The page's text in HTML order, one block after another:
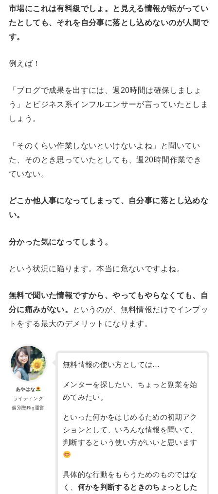
市場にこれは有料級でしょ。と見える情報が転がってい
たとしても、それを自分事に落とし込めないのが人間で
す。
例えば！
「ブログで成果を出すには、週20時間は確保しましょ
う」とビジネス系インフルエンサーが言っていたとしま
しょう。
「そのくらい作業しないといけないよね」と聞いてい
た、そのとき思っていたとしても、週20時間作業でき
ていない。
どこか他人事になってしまって、自分事に落とし込めな
い。
分かった気になってしまう。
という状況に陥ります。本当に危ないですよね。
無料で聞いた情報ですから、やってもやらなくても、自
分に痛みがない。 というのが、無料情報だけでインプッ
トをする最大のデメリットになります。
あやはな
ライティング
個別塾Rig運営
無料情報の使い方としては…
メンターを探したい、ちょっと副業を始
めてみたい。
といった何かをはじめるための初期アク
ションとして、いろんな情報を聞いて、
判断するという使い方がいいと思います
具体的な行動をもらうためのものではな
く、 何かを判断するときのちょっとした